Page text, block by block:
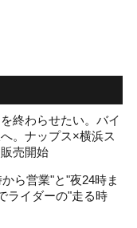
終わらせたい。バイ
。ナップス×横浜ス
売開始
ら営業"と"夜24時ま
ライダーの"走る時